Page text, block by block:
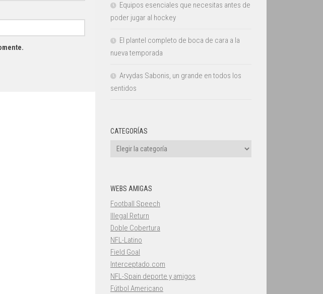
Equipos esenciales que necesitas antes de
poder jugar al hockey
El plantel completo de boca de cara a la
nueva temporada
Arvydas Sabonis, un grande en todos los
sentidos
CATEGORÍAS
Categorías
WEBS AMIGAS
Football Speech
Illegal Return
Doble Cobertura
NFL-Latino
Field Goal
Interceptado.com
NFL-Spain deporte y amigos
Fútbol Americano